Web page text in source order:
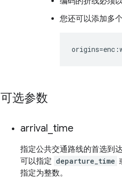
您还可以添加多
可选参数
arrival time
指定公共交通路线的首选到
可以指定 departure_time
指定为整数。